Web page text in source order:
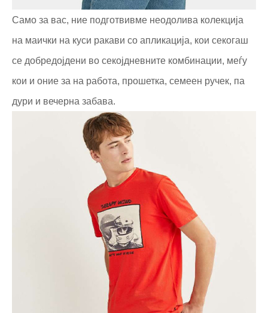
Само за вас, ние подготвивме неодолива колекција
на маички на куси ракави со апликација, кои секогаш
се добредојдени во секојдневните комбинации, меѓу
кои и оние за на работа, прошетка, семеен ручек, па
дури и вечерна забава.